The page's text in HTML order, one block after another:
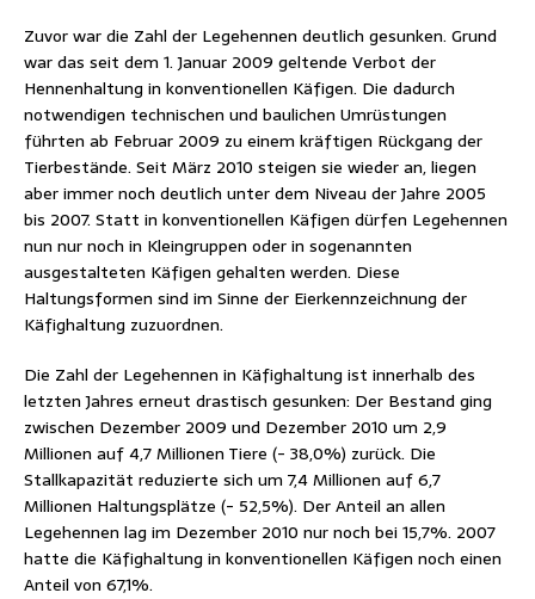
Zuvor war die Zahl der Legehennen deutlich gesunken. Grund
war das seit dem 1. Januar 2009 geltende Verbot der
Hennenhaltung in konventionellen Käfigen. Die dadurch
notwendigen technischen und baulichen Umrüstungen
führten ab Februar 2009 zu einem kräftigen Rückgang der
Tierbestände. Seit März 2010 steigen sie wieder an, liegen
aber immer noch deutlich unter dem Niveau der Jahre 2005
bis 2007. Statt in konventionellen Käfigen dürfen Legehennen
nun nur noch in Kleingruppen oder in sogenannten
ausgestalteten Käfigen gehalten werden. Diese
Haltungsformen sind im Sinne der Eierkennzeichnung der
Käfighaltung zuzuordnen.
Die Zahl der Legehennen in Käfighaltung ist innerhalb des
letzten Jahres erneut drastisch gesunken: Der Bestand ging
zwischen Dezember 2009 und Dezember 2010 um 2,9
Millionen auf 4,7 Millionen Tiere (- 38,0%) zurück. Die
Stallkapazität reduzierte sich um 7,4 Millionen auf 6,7
Millionen Haltungsplätze (- 52,5%). Der Anteil an allen
Legehennen lag im Dezember 2010 nur noch bei 15,7%. 2007
hatte die Käfighaltung in konventionellen Käfigen noch einen
Anteil von 67,1%.